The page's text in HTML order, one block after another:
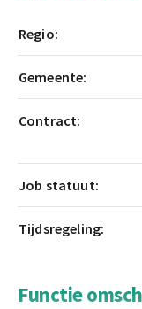
Regio:
Gemeente:
Contract:
Job statuut:
Tijdsregeling:
Functie